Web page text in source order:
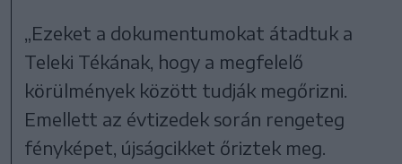
„Ezeket a dokumentumokat átadtuk a
Teleki Tékának, hogy a megfelelő
körülmények között tudják megőrizni.
Emellett az évtizedek során rengeteg
fényképet, újságcikket őriztek meg.